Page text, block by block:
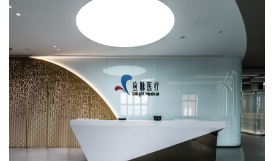
科创基金及多家机构跟投，应脉医疗原股东继续增持。深雪资本在此次融
资交易中担任了公司的财务顾问。应和脑科学分拆自应脉医疗，立足中
国，面向世界，以临床需求为导向开发新一代神经调控及脑机接口技术和
产品，多款在研产品均对标全球前沿创新技术，实现技术突破，填补产业
空白。截至目前，研发团队已攻克了自主系统设计、电极设计、芯片设
计、信号采集及解码、算法开发、MRI兼容等领域的技术壁垒，建立了汇
聚目前全球范围内最前沿技术的通用型神经调控平台，数款在研产品实现
国内首创，即将进入动物实验和临床实验阶段。